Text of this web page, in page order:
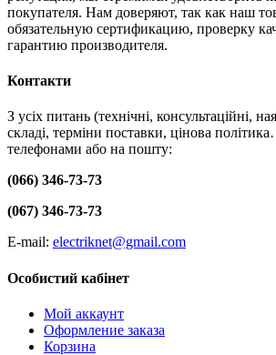
покупателя. Нам доверяют, так как наш
обязательную сертификацию, проверку
гарантию производителя.
Контакти
З усіх питань (технічні, консультаційні,
складі, терміни поставки, цінова
телефонами або на пошту:
(066) 346-73-73
(067) 346-73-73
E-mail: electriknet@gmail.com
Особистий кабінет
Мой аккаунт
Оформление заказа
Корзина